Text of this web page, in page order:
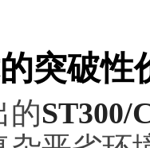
突破性
的ST300/